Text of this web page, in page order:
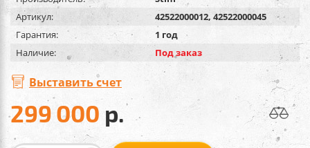
Артикул:
42522000012, 42522000045
Гарантия:
1 год
Наличие:
Под заказ
Выставить счет
299 000 р.